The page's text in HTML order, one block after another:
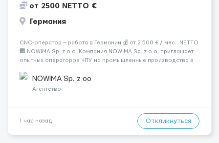
от 2500 NETTO €
Германия
CNC-оператор — работа в Германии 💰 от 2 500 € / мес. NETTO
🏢 NOWIMA Sp. z o.o. Компания NOWIMA Sp. z o.o. приглашает
опытных операторов ЧПУ на промышленные производства в
Проживание, оформление и билеты — за счёт компани...
NOWIMA Sp. z oo
Агентство
1 час назад Откликнуться